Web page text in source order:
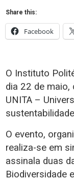
Share this:
Facebook
O Instituto
dia 22 de maio,
UNITA –
O evento,
realiza-se em
assinala duas
Biodiversidade